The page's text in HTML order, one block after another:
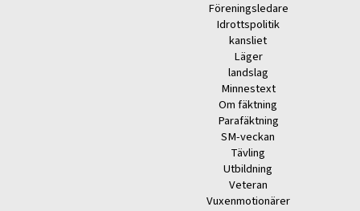
Föreningsledare
Idrottspolitik
kansliet
Läger
landslag
Minnestext
Om fäktning
Parafäktning
SM-veckan
Tävling
Utbildning
Veteran
Vuxenmotionärer